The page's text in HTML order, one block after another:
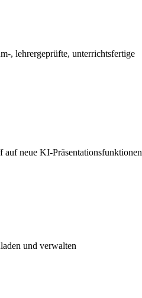
, lehrergeprüfte, unterrichtsfertige
neue KI-Präsentationsfunktionen
und verwalten